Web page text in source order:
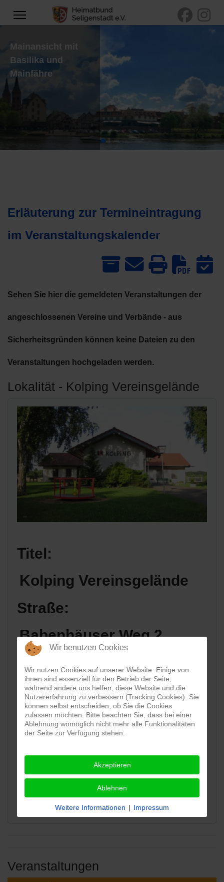
Mainansicht mit
Basilika und
Mainfähre
Erläuterung zur Termineintragung
im Veranstaltungskalender
Sehen Sie hier die gemeldeten Veranstaltungen der
angeschlossenen Vereine und Verbände - aus
Sicherheitsgründen können keine Dateien zu den
Veranstaltungen hochgeladen werden.
Lokalität - Kolping Vereinsgelände
Titel:
Kolping Vereinsgelände
Straße:
Babenhäuser Weg 2
63500
Ortsname:
Karte:
Veranstaltungen
Wir benutzen Cookies
Wir nutzen Cookies auf unserer Website. Einige von
ihnen sind essenziell für den Betrieb der Seite,
während andere uns helfen, diese Website und die
Nutzererfahrung zu verbessern (Tracking Cookies). Sie
können selbst entscheiden, ob Sie die Cookies
zulassen möchten. Bitte beachten Sie, dass bei einer
Ablehnung womöglich nicht mehr alle Funktionalitäten
der Seite zur Verfügung stehen.
Akzeptieren
Ablehnen
Weitere Informationen | Impressum